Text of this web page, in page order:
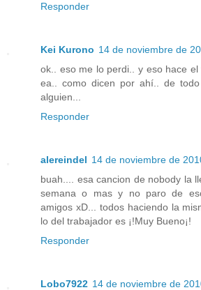
Responder
Kei Kurono 14 de noviembre de
ok.. eso me lo perdi.. y eso hace el
ea.. como dicen por ahí.. de
alguien...
Responder
alereindel 14 de noviembre de
buah.... esa cancion de nobody la
semana o mas y no paro de
amigos xD... todos haciendo la
lo del trabajador es ¡!Muy Bueno¡!
Responder
Lobo7922 14 de noviembre de